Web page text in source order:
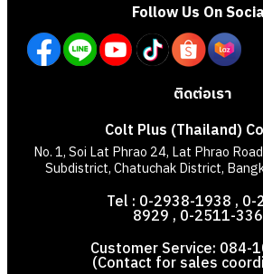
Follow Us On
ติดต่อเรา
Colt Plus (Thailand)
No. 1, Soi Lat Phrao 24, Lat Phrao
Subdistrict, Chatuchak District,
Tel : 0-2938-1938 , 0-
8929 , 0-2511-
Customer Service: 084-
(Contact for sales